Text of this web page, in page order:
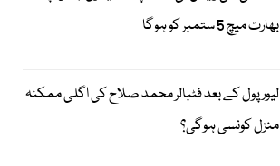
بھارت میچ 5 ستمبر کو ہوگا
لیور پول کے بعد فٹبالر محمد صلاح کی اگلی ممکنہ
منزل کونسی ہوگی؟